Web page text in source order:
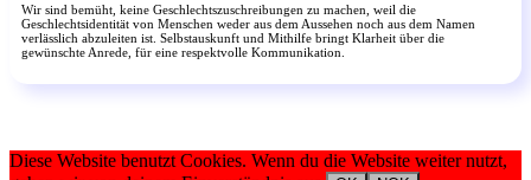
Wir sind bemüht, keine Geschlechtszuschreibungen zu machen, weil die
Geschlechtsidentität von Menschen weder aus dem Aussehen noch aus dem Namen
verlässlich abzuleiten ist. Selbstauskunft und Mithilfe bringt Klarheit über die
gewünschte Anrede, für eine respektvolle Kommunikation.
Diese Website benutzt Cookies. Wenn du die Website weiter nutzt,